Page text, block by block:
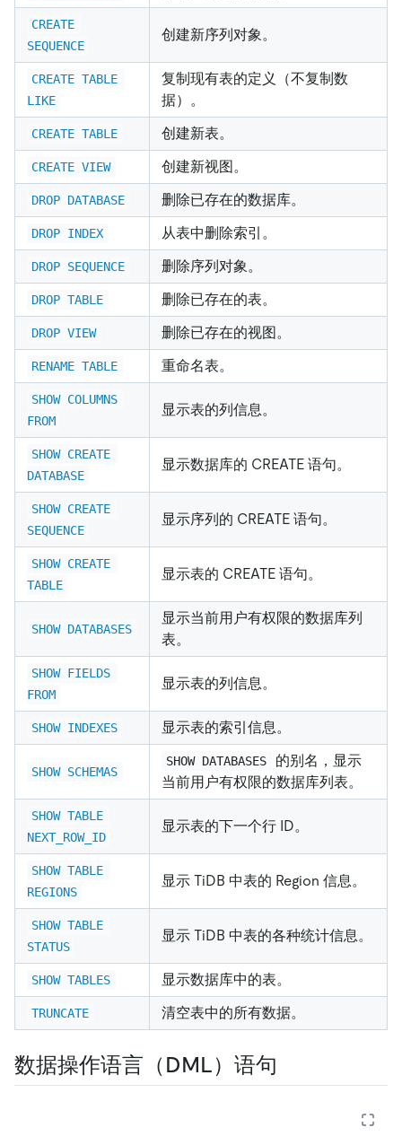
CREATE
SEQUENCE
创建新序列对象。
CREATE TABLE
LIKE
复制现有表的定义（不复制数
据）。
CREATE TABLE 创建新表。
CREATE VIEW 创建新视图。
DROP DATABASE 删除已存在的数据库。
DROP INDEX 从表中删除索引。
DROP SEQUENCE 删除序列对象。
DROP TABLE 删除已存在的表。
DROP VIEW 删除已存在的视图。
RENAME TABLE 重命名表。
SHOW COLUMNS
FROM
显示表的列信息。
SHOW CREATE
DATABASE
显示数据库的 CREATE 语句。
SHOW CREATE
SEQUENCE
显示序列的 CREATE 语句。
SHOW CREATE
TABLE
显示表的 CREATE 语句。
SHOW DATABASES
显示当前用户有权限的数据库列
表。
SHOW FIELDS
FROM
显示表的列信息。
SHOW INDEXES 显示表的索引信息。
SHOW SCHEMAS
SHOW DATABASES
的别名，显示
当前用户有权限的数据库列表。
SHOW TABLE
NEXT_ROW_ID
显示表的下一个行 ID。
SHOW TABLE
REGIONS
显示 TiDB 中表的 Region 信息。
SHOW TABLE
STATUS
显示 TiDB 中表的各种统计信息。
SHOW TABLES 显示数据库中的表。
TRUNCATE 清空表中的所有数据。
数据操作语言（DML）语句